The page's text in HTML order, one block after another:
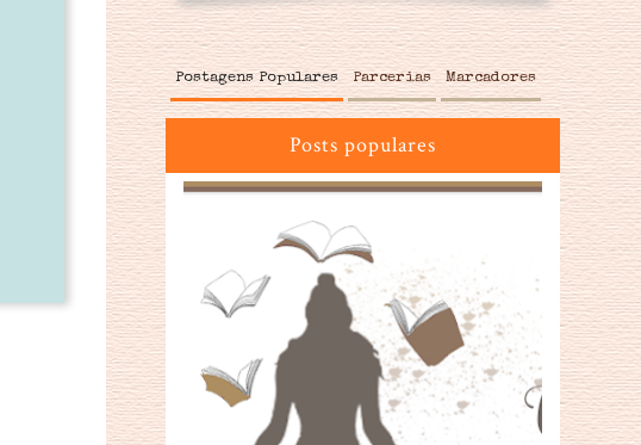
Postagens Populares Parcerias Marcadores
Posts populares